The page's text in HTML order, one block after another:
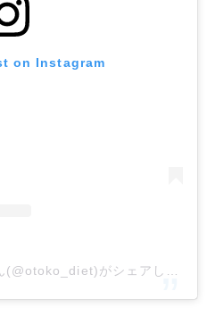
on Instagram
男のダイエットの中の人さん(@otoko_diet)がシェアした投稿